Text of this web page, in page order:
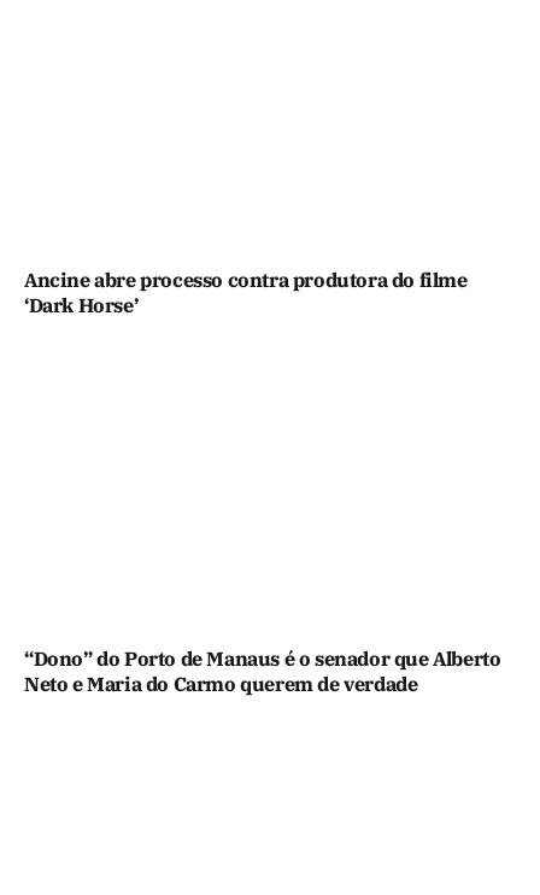
Ancine abre processo contra produtora do filme
‘Dark Horse’
“Dono” do Porto de Manaus é o senador que Alberto
Neto e Maria do Carmo querem de verdade